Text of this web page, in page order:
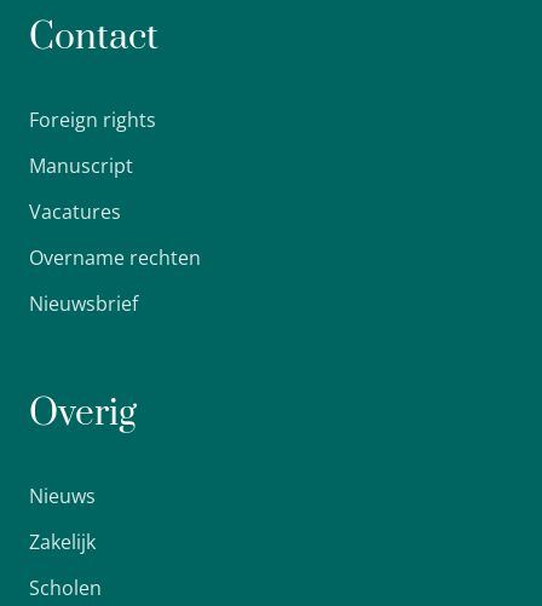
Contact
Foreign rights
Manuscript
Vacatures
Overname rechten
Nieuwsbrief
Overig
Nieuws
Zakelijk
Scholen